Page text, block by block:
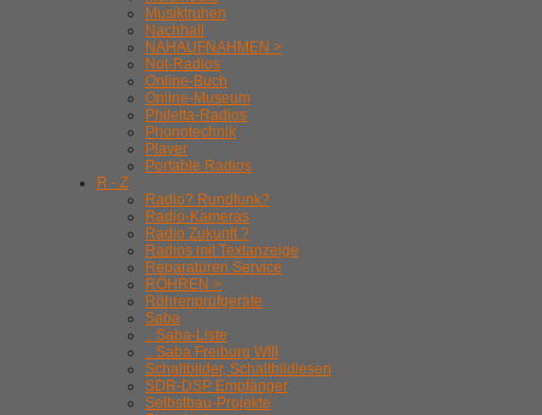
Musiktruhen
Nachhall
NAHAUFNAHMEN >
Not-Radios
Online-Buch
Online-Museum
Philetta-Radios
Phonotechnik
Player
Portable Radios
R - Z
Radio? Rundfunk?
Radio-Kameras
Radio Zukunft ?
Radios mit Textanzeige
Reparaturen Service
RÖHREN >
Röhrenprüfgeräte
Saba
.. Saba-Liste
.. Saba Freiburg WIII
Schaltbilder, Schaltbildlesen
SDR-DSP Empfänger
Selbstbau-Projekte